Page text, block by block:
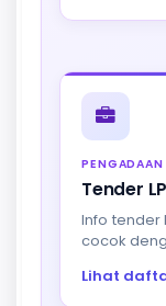
PENGADAAN
Tender
Info tender
cocok
Lihat